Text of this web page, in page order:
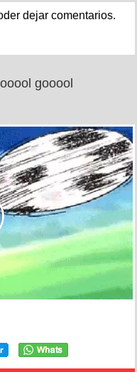
dejar comentarios.
gooool